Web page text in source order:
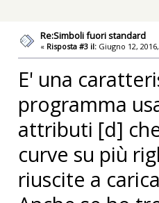
Re:Simboli fuori standard
« Risposta #3 il: Giugno 12,
E' una
programma
attributi [d]
curve su più
riuscite a